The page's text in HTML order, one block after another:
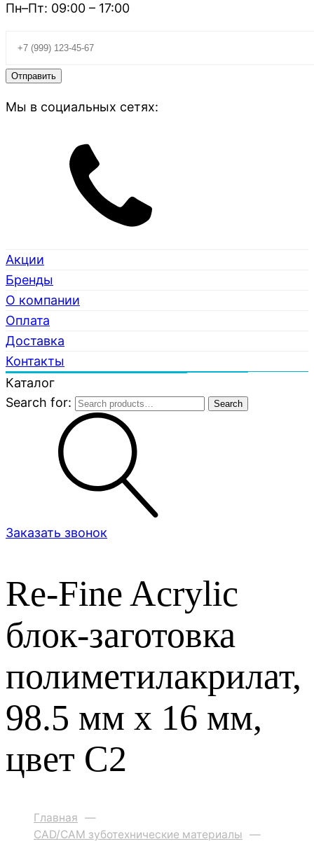
Пн–Пт: 09:00 – 17:00
Мы в социальных сетях:
Акции
Бренды
О компании
Оплата
Доставка
Контакты
Каталог
Search for:
Search
Заказать звонок
Re-Fine Acrylic
блок-заготовка
полиметилакрилат,
98.5 мм x 16 мм,
цвет C2
Главная —
CAD/CAM зуботехнические материалы —